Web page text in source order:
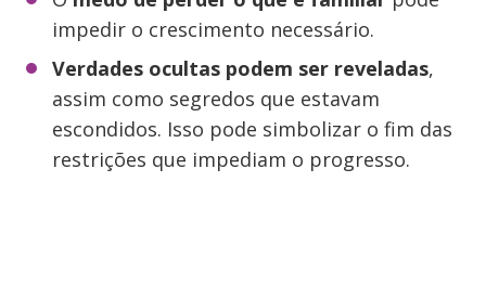
impedir o crescimento necessário.
Verdades ocultas podem ser reveladas,
assim como segredos que estavam
escondidos. Isso pode simbolizar o fim das
restrições que impediam o progresso.